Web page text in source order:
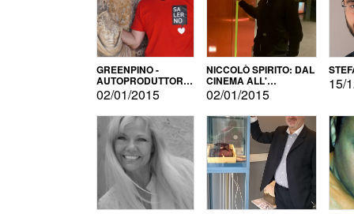
GREENPINO -
AUTOPRODUTTORE
PER AMORE
02/01/2015
NICCOLÒ SPIRITO: DAL
CINEMA ALL'
AUTOPRODUZIONE
02/01/2015
15/